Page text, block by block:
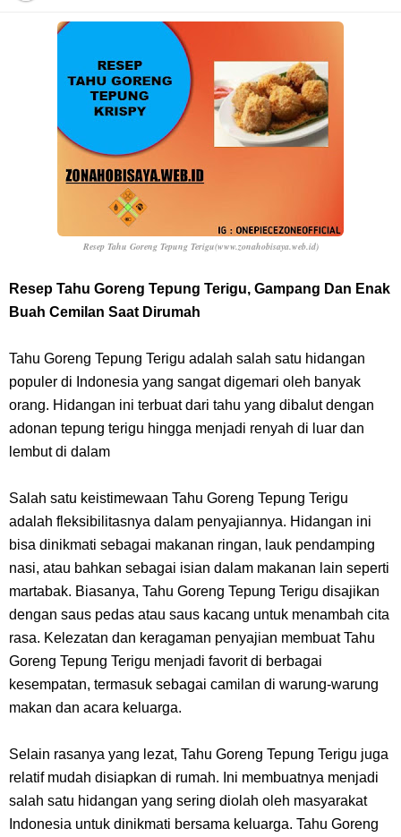
Profil Anwar Hafid, Politisi Yang Mernjadi Gubernur Provinsi Sulawesi
Tengah
Resep Pesmol Ikan Mas, Makanan Khas Sunda Dengan Rasa Yang
Arti Bendera Barbados, Negara Kepulauan Yang Terletak Di Kawasan
Karibia
Cara Daftar Danamon Mobile Banking, Mudah Banget Dan Lengkap
7 Fakta Elbaph One Piece, Menjadi Tempat Yang Sangat Ingin
Dikunjungi Usopp
7 Fakta Ivankov One Piece, Orang Yang Mampu Menipu Sensor
Wanita Milik Sanji
7 Klub Pertama Yang Menjuarai Liga Champions, Apa Klub Jagoan
Kamu Termasuk
Arti Bendera Palau, Negara Kepulauan Yang Berada Di Kawasan
Pasifik Barat
Cara Membuat Linktree Instagram, Sangat Mudah Untuk Kamu
Lakukan Sendiri
7 Fakta Gaban One Piece, Orang Yang Telah Memberikan Kunci Borgol
Resep Tahu Goreng Tepung Terigu(www.zonahobisaya.web.id)
Resep Tahu Goreng Tepung Terigu, Gampang Dan Enak
Buah Cemilan Saat Dirumah
Tahu Goreng Tepung Terigu adalah salah satu hidangan
populer di Indonesia yang sangat digemari oleh banyak
orang. Hidangan ini terbuat dari tahu yang dibalut dengan
adonan tepung terigu hingga menjadi renyah di luar dan
lembut di dalam
Salah satu keistimewaan Tahu Goreng Tepung Terigu
adalah fleksibilitasnya dalam penyajiannya. Hidangan ini
bisa dinikmati sebagai makanan ringan, lauk pendamping
nasi, atau bahkan sebagai isian dalam makanan lain seperti
martabak. Biasanya, Tahu Goreng Tepung Terigu disajikan
dengan saus pedas atau saus kacang untuk menambah cita
rasa. Kelezatan dan keragaman penyajian membuat Tahu
Goreng Tepung Terigu menjadi favorit di berbagai
kesempatan, termasuk sebagai camilan di warung-warung
makan dan acara keluarga.
Selain rasanya yang lezat, Tahu Goreng Tepung Terigu juga
relatif mudah disiapkan di rumah. Ini membuatnya menjadi
salah satu hidangan yang sering diolah oleh masyarakat
Indonesia untuk dinikmati bersama keluarga. Tahu Goreng